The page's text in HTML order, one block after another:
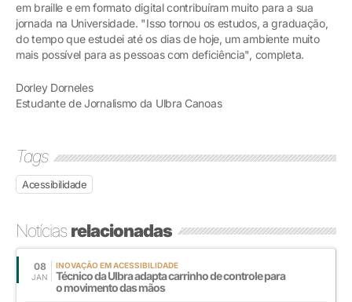
em braille e em formato digital contribuíram muito para a sua
jornada na Universidade. "Isso tornou os estudos, a graduação,
do tempo que estudei até os dias de hoje, um ambiente muito
mais possível para as pessoas com deficiência", completa.
Dorley Dorneles
Estudante de Jornalismo da Ulbra Canoas
Tags
Acessibilidade
Notíciasrelacionadas
08
JAN
INOVAÇÃO EM ACESSIBILIDADE
Técnico da Ulbra adapta carrinho de controle para
o movimento das mãos